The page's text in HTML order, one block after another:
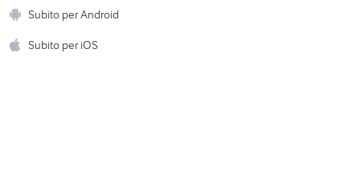
cerchi smart in campania
eSubito per Android
Subito per iOS